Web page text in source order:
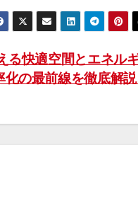
る快適空間とエネル
化の最前線を徹底解